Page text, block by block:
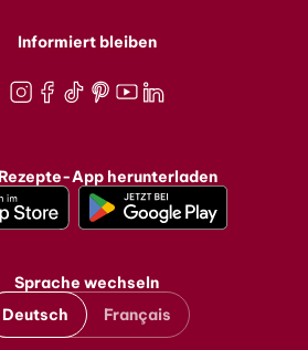
Informiert bleiben
App herunterladen
Sprache wechseln
Deutsch
Français